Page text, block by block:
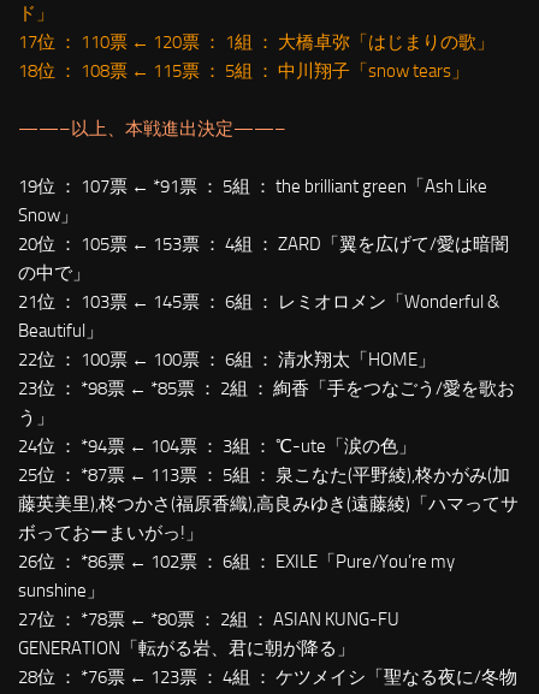
ド」
17位 ： 110票 ← 120票 ： 1組 ： 大橋卓弥「はじまりの歌」
18位 ： 108票 ← 115票 ： 5組 ： 中川翔子「snow tears」
——–以上、本戦進出決定——–
19位 ： 107票 ← *91票 ： 5組 ： the brilliant green「Ash Like
Snow」
20位 ： 105票 ← 153票 ： 4組 ： ZARD「翼を広げて/愛は暗闇
の中で」
21位 ： 103票 ← 145票 ： 6組 ： レミオロメン「Wonderful &
Beautiful」
22位 ： 100票 ← 100票 ： 6組 ： 清水翔太「HOME」
23位 ： *98票 ← *85票 ： 2組 ： 絢香「手をつなごう/愛を歌お
う」
24位 ： *94票 ← 104票 ： 3組 ： ℃-ute「涙の色」
25位 ： *87票 ← 113票 ： 5組 ： 泉こなた(平野綾),柊かがみ(加
藤英美里),柊つかさ(福原香織),高良みゆき(遠藤綾)「ハマってサ
ボっておーまいがっ!」
26位 ： *86票 ← 102票 ： 6組 ： EXILE「Pure/You’re my
sunshine」
27位 ： *78票 ← *80票 ： 2組 ： ASIAN KUNG-FU
GENERATION「転がる岩、君に朝が降る」
28位 ： *76票 ← 123票 ： 4組 ： ケツメイシ「聖なる夜に/冬物